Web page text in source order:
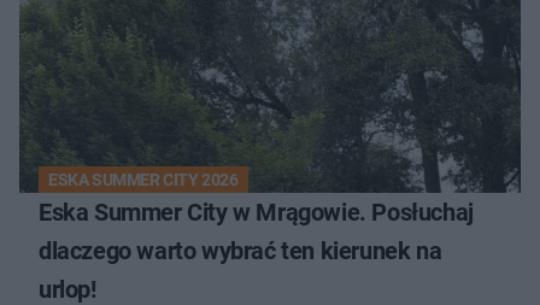
ESKA SUMMER CITY 2026
Eska Summer City w Mrągowie. Posłuchaj
dlaczego warto wybrać ten kierunek na
urlop!